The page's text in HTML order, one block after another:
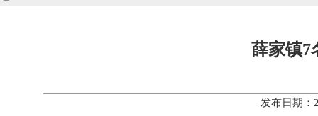
薛家镇7
发布日期：